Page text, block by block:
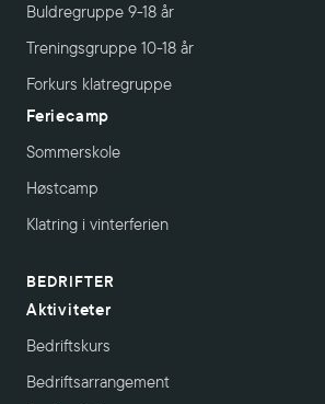
Buldregruppe 9-18 år
Treningsgruppe 10-18 år
Forkurs klatregruppe
Feriecamp
Sommerskole
Høstcamp
Klatring i vinterferien
BEDRIFTER
Aktiviteter
Bedriftskurs
Bedriftsarrangement